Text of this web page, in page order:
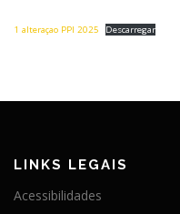
1 alteraçao PPI 2025 Descarregar
LINKS LEGAIS
Acessibilidades